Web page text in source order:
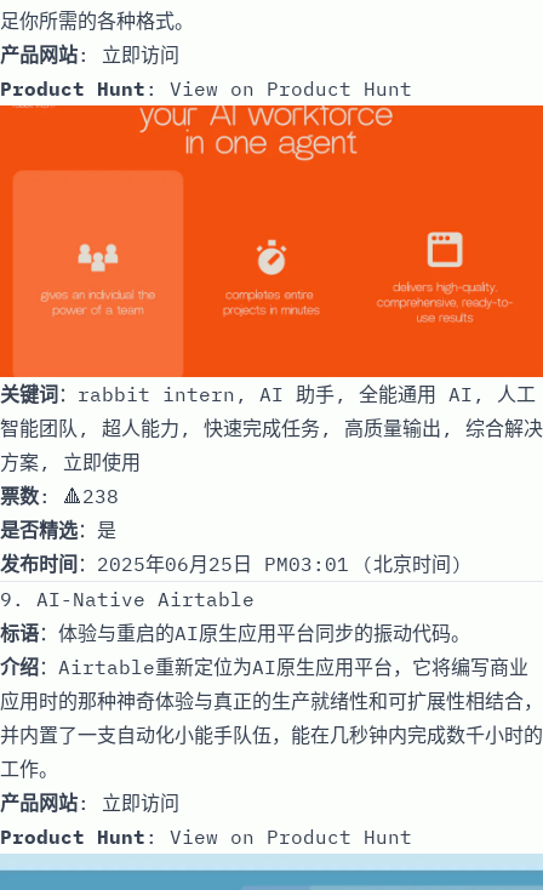
足你所需的各种格式。
产品网站: 立即访问
Product Hunt : View on Product Hunt
关键词：rabbit intern, AI 助手, 全能通用 AI, 人工
智能团队, 超人能力, 快速完成任务, 高质量输出, 综合解决
方案, 立即使用
票数: 🔺238
是否精选：是
发布时间 ：2025年06月25日 PM03:01 (北京时间)
9. AI-Native Airtable
标语：体验与重启的AI原生应用平台同步的振动代码。
介绍：Airtable重新定位为AI原生应用平台，它将编写商业
应用时的那种神奇体验与真正的生产就绪性和可扩展性相结合，
并内置了一支自动化小能手队伍，能在几秒钟内完成数千小时的
工作。
产品网站: 立即访问
Product Hunt : View on Product Hunt